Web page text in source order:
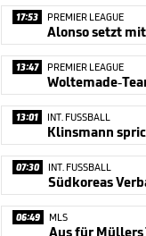
17:53 PREMIER LEAGUE
13:47 PREMIER LEAGUE
Woltemade-
13:01 INT. FUSSBALL
07:30 INT. FUSSBALL
06:49 MLS